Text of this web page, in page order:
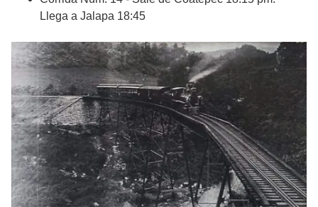
Llega a Jalapa 18:45